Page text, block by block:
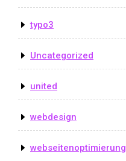
typo3
Uncategorized
united
webdesign
webseitenoptimierung